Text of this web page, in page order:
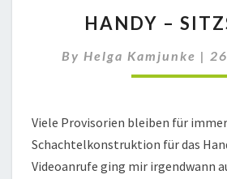
–
HANDY –
By Helga Kamjunke |
Viele Provisorien bleiben für
Schachtelkonstruktion für das
Videoanrufe ging mir irgendwann